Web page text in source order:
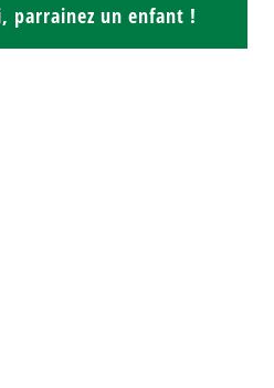
parrainez un enfant !